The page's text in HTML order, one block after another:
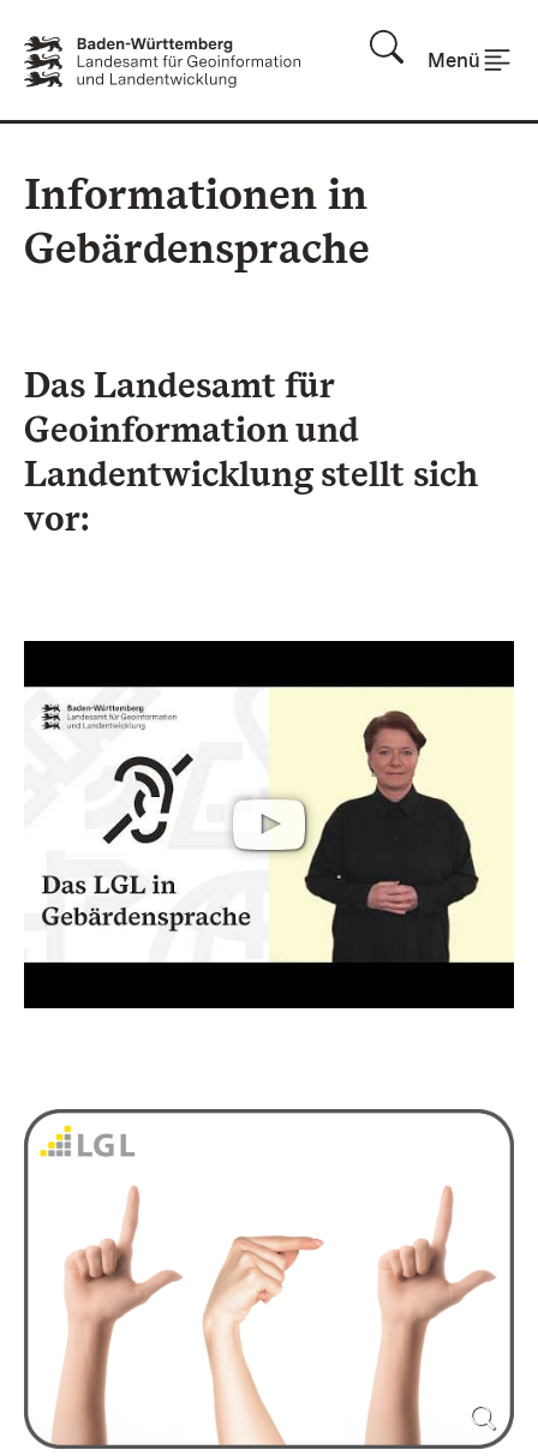
Menü
Informationen in
Gebärdensprache
Das Landesamt für
Geoinformation und
Landentwicklung stellt sich
vor: